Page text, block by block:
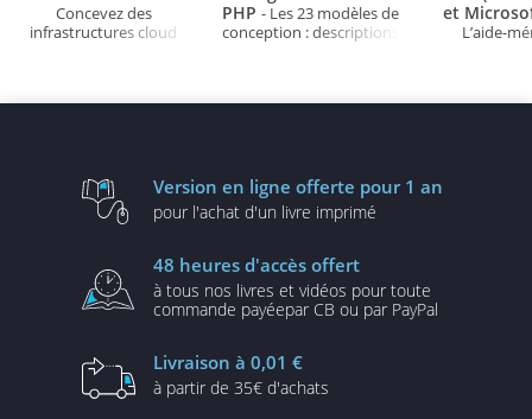
Concevez des
infrastructures cloud
PHP - Les 23 modèles de
conception : descriptions
et
L’aide-
Version en ligne offerte pour 1 an
pour l'achat d'un livre imprimé
48 heures d'accès offert
à tous nos livres et vidéos pour toute
commande payéepar CB ou par PayPal
Livraison à 0,01 €
à partir de 35€ d'achats